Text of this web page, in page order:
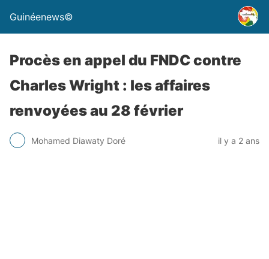
Guinéenews©
Procès en appel du FNDC contre
Charles Wright : les affaires
renvoyées au 28 février
Mohamed Diawaty Doré il y a 2 ans